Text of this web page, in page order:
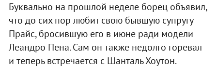
Буквально на прошлой неделе борец объявил,
что до сих пор любит свою бывшую супругу
Прайс, бросившую его в июне ради модели
Леандро Пена. Сам он также недолго горевал
и теперь встречается с Шанталь Хоутон.